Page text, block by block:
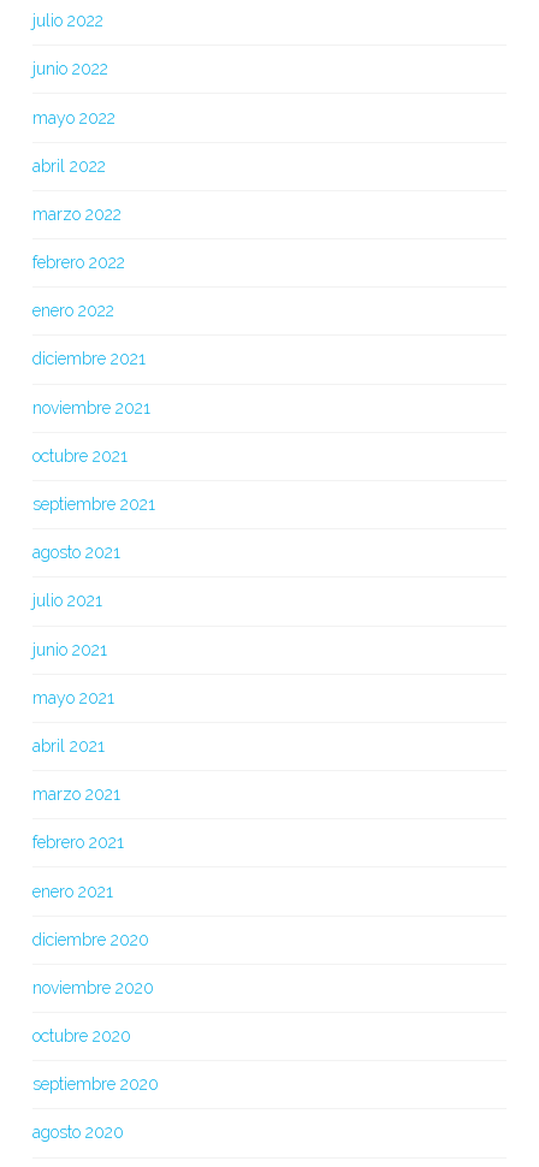
julio 2022
junio 2022
mayo 2022
abril 2022
marzo 2022
febrero 2022
enero 2022
diciembre 2021
noviembre 2021
octubre 2021
septiembre 2021
agosto 2021
julio 2021
junio 2021
mayo 2021
abril 2021
marzo 2021
febrero 2021
enero 2021
diciembre 2020
noviembre 2020
octubre 2020
septiembre 2020
agosto 2020